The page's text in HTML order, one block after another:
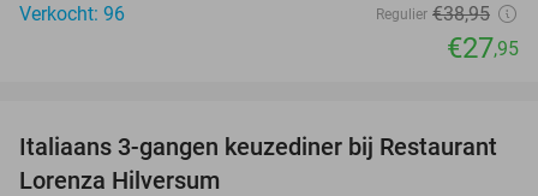
Verkocht: 96
Regulier €38,95
€27,95
33%
Italiaans 3-gangen keuzediner bij Restaurant
Lorenza Hilversum